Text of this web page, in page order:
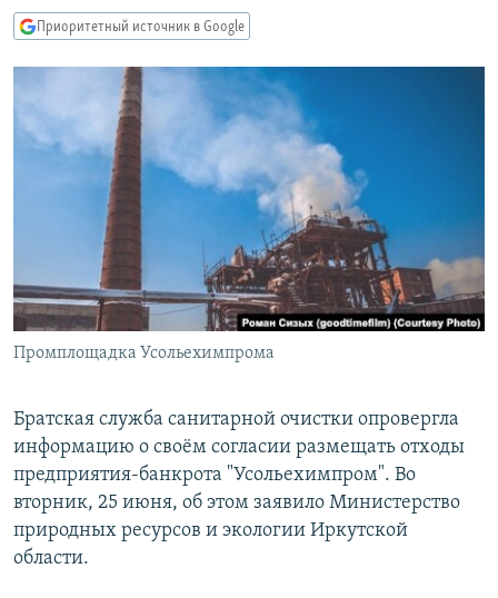
Вернутся
поиску
КАВКАЗ.РЕАЛИИ
СЕВЕР.РЕАЛИИ
СИБИРЬ.РЕАЛИИ
РАСПИСАНИЕ ВЕЩАНИЯ
ПОДПИШИТЕСЬ НА РАССЫЛКУ
СОЦИАЛЬНЫЕ СЕТИ
Все сайты РСЕ/РС
Приоритетный источник в Google
Промплощадка Усольехимпрома
Братская служба санитарной очистки опровергла
информацию о своём согласии размещать отходы
предприятия-банкрота "Усольехимпром". Во
вторник, 25 июня, об этом заявило Министерство
природных ресурсов и экологии Иркутской
области.